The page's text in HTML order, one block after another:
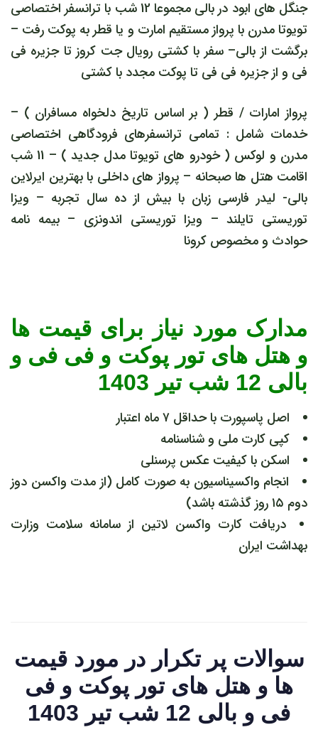
جنگل های ابود در بالی مجموعا 12 شب با ترانسفر اختصاصی
تویوتا مدرن با پرواز مستقیم امارت و یا قطر به پوکت رفت –
برگشت از بالی– سفر با کشتی رویال جت کروز تا جزیره فی
فی و از جزیره فی فی تا پوکت مجدد با کشتی
پرواز امارات / قطر ( بر اساس تاریخ دلخواه مسافران ) –
خدمات شامل : تمامی ترانسفرهای فرودگاهی اختصاصی
مدرن و لوکس ( خودرو های تویوتا مدل جدید ) – 11 شب
اقامت هتل ها صبحانه – پرواز های داخلی با بهترین ایرلاین
بالی- لیدر فارسی زبان با بیش از ده سال تجربه – ویزا
توریستی تایلند – ویزا توریستی اندونزی – بیمه نامه
حوادث و مخصوص کرونا
مدارک مورد نیاز برای قیمت ها
و هتل های تور پوکت و فی فی و
بالی 12 شب تیر 1403
اصل پاسپورت با حداقل ۷ ماه اعتبار
کپی کارت ملی و شناسنامه
اسکن با کیفیت عکس پرسنلی
انجام واکسیناسیون به صورت کامل (از مدت واکسن دوز
دوم ۱۵ روز گذشته باشد)
دریافت کارت واکسن لاتین از سامانه سلامت وزارت
بهداشت ایران
سوالات پر تکرار در مورد قیمت
ها و هتل های تور پوکت و فی
فی و بالی 12 شب تیر 1403